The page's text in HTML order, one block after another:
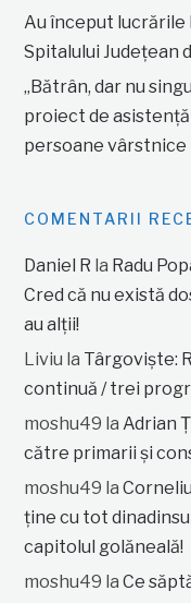
Au început lucrările
Spitalului Județean
„Bătrân, dar nu
proiect de
persoane vârstnice
COMENTARII
Daniel R la Radu
Cred că nu există
au alții!
Liviu la Târgoviște:
continuă / trei
moshu49 laAdrian
către primarii și
moshu49 la
ține cu tot
capitolul golăneală!
moshu49 laCe